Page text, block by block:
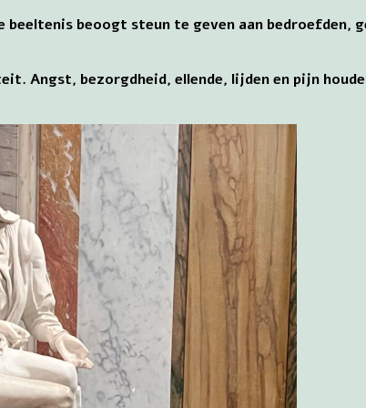
beoogt steun te geven aan bedroefden,
Angst, bezorgdheid, ellende, lijden en pijn